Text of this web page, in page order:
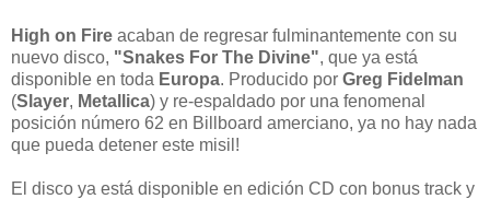
High on Fire acaban de regresar fulminantemente con su
nuevo disco, "Snakes For The Divine", que ya está
disponible en toda Europa. Producido por Greg Fidelman
(Slayer, Metallica) y re-espaldado por una fenomenal
posición número 62 en Billboard amerciano, ya no hay nada
que pueda detener este misil!
El disco ya está disponible en edición CD con bonus track y